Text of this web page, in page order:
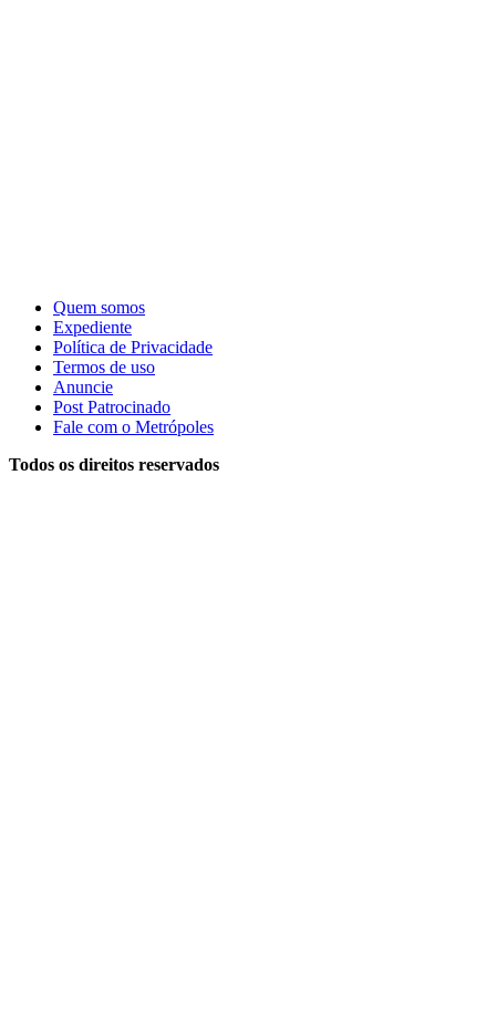
Quem somos
Expediente
Política de Privacidade
Termos de uso
Anuncie
Post Patrocinado
Fale com o Metrópoles
Todos os direitos reservados